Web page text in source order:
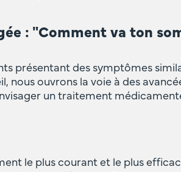
: "Comment va ton
présentant des symptômes
nous ouvrons la voie à des
un traitement
le plus courant et le plus